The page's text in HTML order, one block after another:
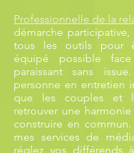
Professionnelle de la
démarche
tous les outils pour
équipé possible
paraissant sans
personne en entretien
que les couples et
retrouver une
construire en
mes services de
réglez vos différends